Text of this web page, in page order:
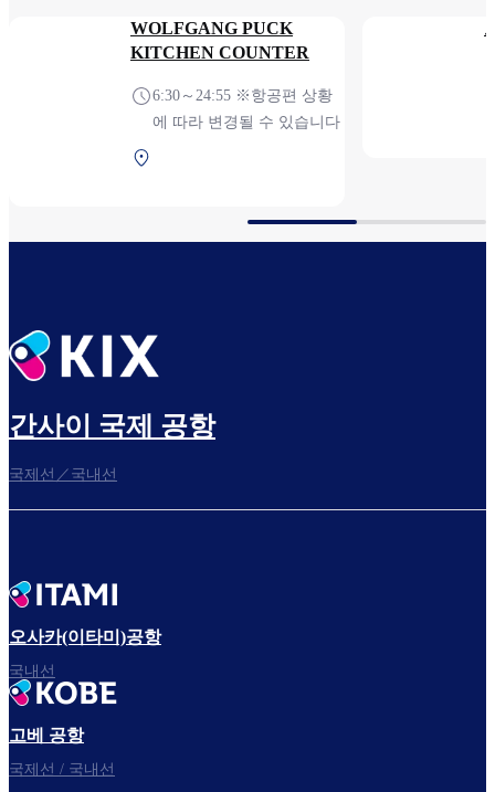
WOLFGANG PUCK
KITCHEN COUNTER
6:30～24:55 ※항공편 상황
에 따라 변경될 수 있습니다
간사이 국제 공항
국제선／국내선
오사카(이타미)공항
국내선
고베 공항
국제선 / 국내선